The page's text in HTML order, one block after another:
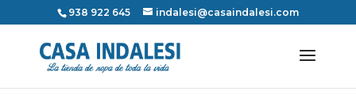
938 922 645 indalesi@casaindalesi.com